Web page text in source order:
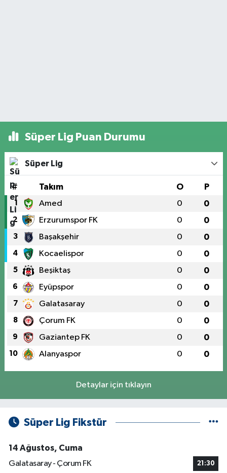
Süper Lig Puan Durumu
Süper Lig
# Takım O P
1 Amed 0 0
2 Erzurumspor FK 0 0
3 Başakşehir 0 0
4 Kocaelispor 0 0
5 Beşiktaş 0 0
6 Eyüpspor 0 0
7 Galatasaray 0 0
8 Çorum FK 0 0
9 Gaziantep FK 0 0
10 Alanyaspor 0 0
Detaylar için tıklayın
Süper Lig Fikstür
14 Ağustos, Cuma
Galatasaray - Çorum FK
21:30